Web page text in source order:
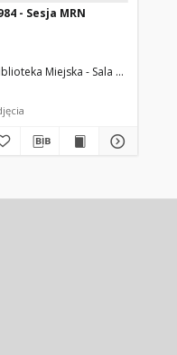
- Sesja MRN
Miejska - Sala Historii